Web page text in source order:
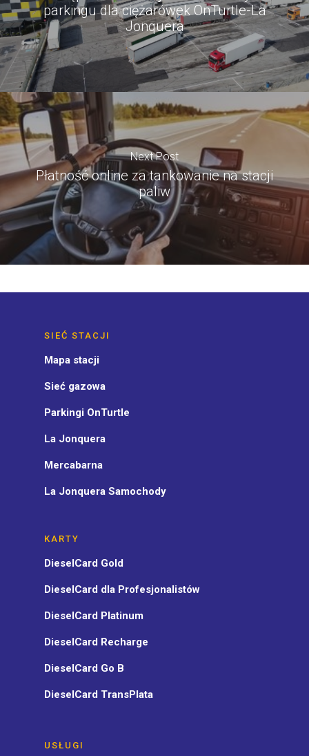
parkingu dla ciężarówek OnTurtle-La
Jonquera
Next Post
Płatność online za tankowanie na stacji
paliw
SIEĆ STACJI
Mapa stacji
Sieć gazowa
Parkingi OnTurtle
La Jonquera
Mercabarna
La Jonquera Samochody
KARTY
DieselCard Gold
DieselCard dla Profesjonalistów
DieselCard Platinum
DieselCard Recharge
DieselCard Go B
DieselCard TransPlata
USŁUGI